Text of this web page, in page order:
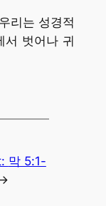
리는 성경적
서 벗어나 귀
막 5:1-